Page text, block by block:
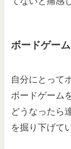
ボードゲー
自分にとって
ボードゲーム
どうなったら
を掘り下げて